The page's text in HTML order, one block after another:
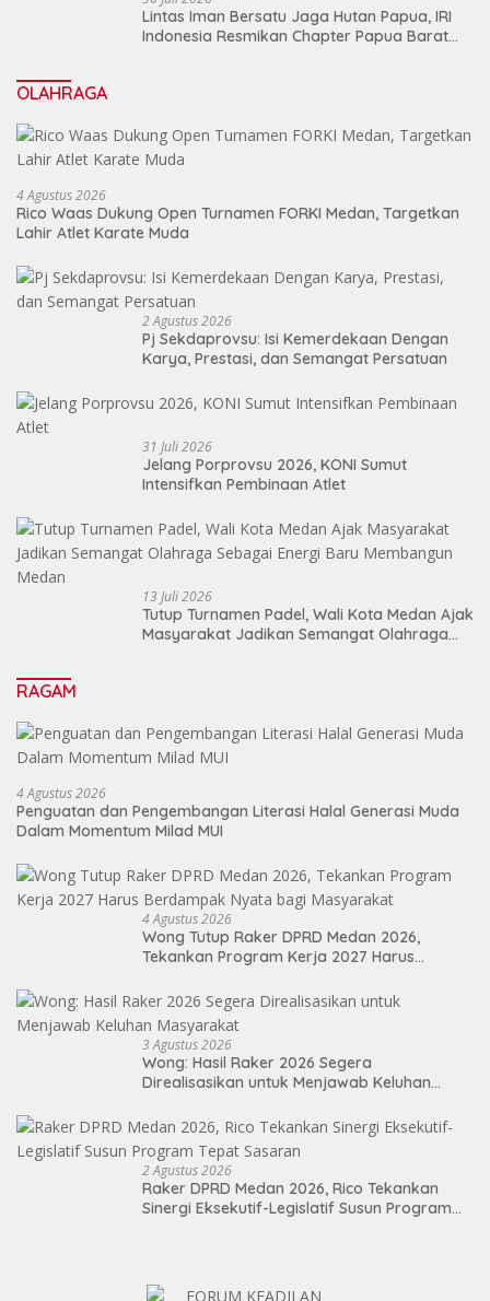
Lintas Iman Bersatu Jaga Hutan Papua, IRI
Indonesia Resmikan Chapter Papua Barat
OLAHRAGA
4 Agustus 2026
Rico Waas Dukung Open Turnamen FORKI Medan, Targetkan
Lahir Atlet Karate Muda
2 Agustus 2026
Pj Sekdaprovsu: Isi Kemerdekaan Dengan
Karya, Prestasi, dan Semangat Persatuan
31 Juli 2026
Jelang Porprovsu 2026, KONI Sumut
Intensifkan Pembinaan Atlet
13 Juli 2026
Tutup Turnamen Padel, Wali Kota Medan Ajak
Masyarakat Jadikan Semangat Olahraga
RAGAM
4 Agustus 2026
Penguatan dan Pengembangan Literasi Halal Generasi Muda
Dalam Momentum Milad MUI
4 Agustus 2026
Wong Tutup Raker DPRD Medan 2026,
Tekankan Program Kerja 2027 Harus
3 Agustus 2026
Wong: Hasil Raker 2026 Segera
Direalisasikan untuk Menjawab Keluhan
2 Agustus 2026
Raker DPRD Medan 2026, Rico Tekankan
Sinergi Eksekutif-Legislatif Susun Program